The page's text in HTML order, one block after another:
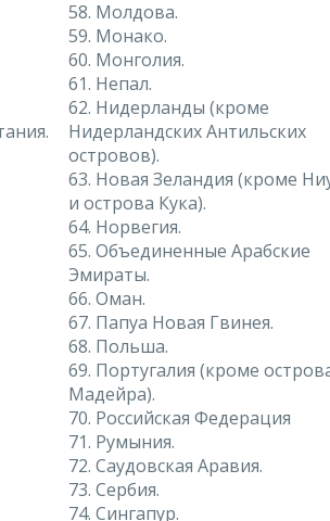
58. Молдова.
59. Монако.
60. Монголия.
61. Непал.
62. Нидерланды (кроме
Нидерландских Антильских
островов).
63. Новая Зеландия (кроме
и острова Кука).
64. Норвегия.
65. Объединенные Арабские
Эмираты.
66. Оман.
67. Папуа Новая Гвинея.
68. Польша.
69. Португалия (кроме
Мадейра).
70. Российская Федерация
71. Румыния.
72. Саудовская Аравия.
73. Сербия.
74. Сингапур.